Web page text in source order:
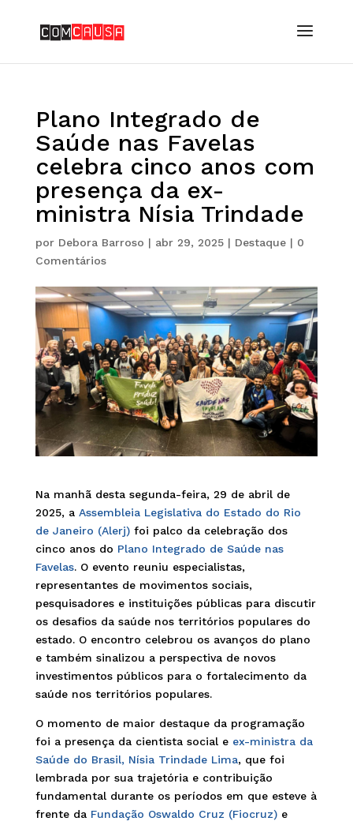
Plano Integrado de
Saúde nas Favelas
celebra cinco anos com
presença da ex-
ministra Nísia Trindade
por Debora Barroso | abr 29, 2025| Destaque| 0
Comentários
Na manhã desta segunda-feira, 29 de abril de
2025, a Assembleia Legislativa do Estado do Rio
de Janeiro (Alerj)foi palco da celebração dos
cinco anos do Plano Integrado de Saúde nas
Favelas. O evento reuniu especialistas,
representantes de movimentos sociais,
pesquisadores e instituições públicas para discutir
os desafios da saúde nos territórios populares do
estado. O encontro celebrou os avanços do plano
e também sinalizou a perspectiva de novos
investimentos públicos para o fortalecimento da
saúde nos territórios populares.
O momento de maior destaque da programação
foi a presença da cientista social e ex-ministra da
Saúde do Brasil, Nísia Trindade Lima, que foi
lembrada por sua trajetória e contribuição
fundamental durante os períodos em que esteve à
frente da Fundação Oswaldo Cruz (Fiocruz)e